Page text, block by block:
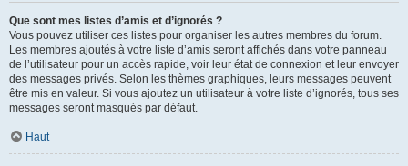
Que sont mes listes d’amis et d’ignorés ?
Vous pouvez utiliser ces listes pour organiser les autres membres du forum.
Les membres ajoutés à votre liste d’amis seront affichés dans votre panneau
de l’utilisateur pour un accès rapide, voir leur état de connexion et leur envoyer
des messages privés. Selon les thèmes graphiques, leurs messages peuvent
être mis en valeur. Si vous ajoutez un utilisateur à votre liste d’ignorés, tous ses
messages seront masqués par défaut.
Haut